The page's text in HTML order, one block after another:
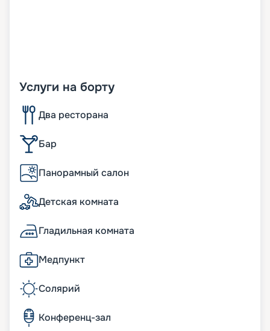
Услуги на борту
Два ресторана
Бар
Панорамный салон
Детская комната
Гладильная комната
Медпункт
Солярий
Конференц-зал